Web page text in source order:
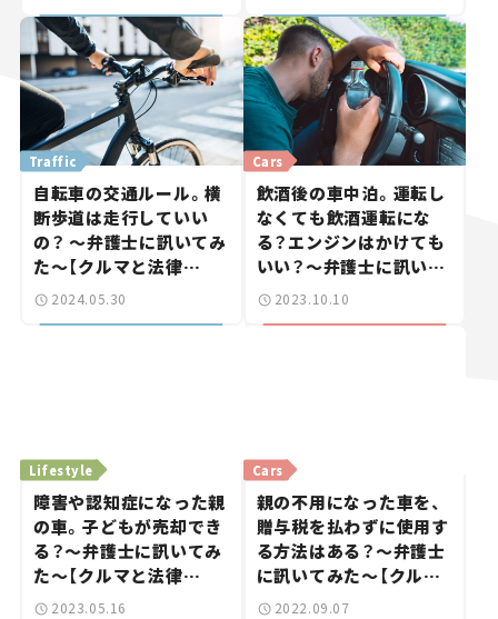
Traffic
自転車の交通ルール。横
断歩道は走行していい
の？ ～弁護士に訊いてみ
た～【クルマと法律
vol.10】
2024.05.30
Cars
飲酒後の車中泊。運転し
なくても飲酒運転にな
る？エンジンはかけても
いい？～弁護士に訊いて
みた～【クルマと法律
2023.10.10
Lifestyle
障害や認知症になった親
の車。子どもが売却でき
る？～弁護士に訊いてみ
た～【クルマと法律
vol.08】
2023.05.16
Cars
親の不用になった車を、
贈与税を払わずに使用す
る方法はある？～弁護士
に訊いてみた～【クルマ
と法律vol.07】
2022.09.07